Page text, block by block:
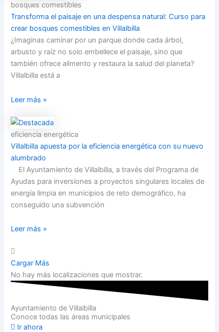
bosques comestibles
Transforma el paisaje en una despensa natural: Curso para
crear bosques comestibles en Villalbilla
¿Imaginas caminar por un parque donde cada árbol,
arbusto y raíz no solo embellece el paisaje, sino que
también ofrece alimento y restaura la salud del planeta?
Villalbilla está a
Leer más »
eficiencia energética
Villalbilla apuesta por la eficiencia energética con su nuevo
alumbrado
El Ayuntamiento de Villalbilla, a través del Programa de
Ayudas para inversiones a proyectos singulares locales de
energía limpia en municipios de reto demográfico, ha
conseguido una subvención
Leer más »
Cargar Más
No hay más localizaciones que mostrar.
Ayuntamiento de Villalbilla
Conoce todas las áreas municipales
Ir ahora